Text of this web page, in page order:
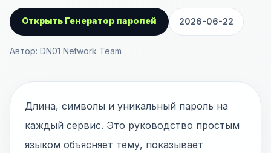
Открыть Генератор паролей 2026-06-22
Автор: DN01 Network Team
Длина, символы и уникальный пароль на
каждый сервис. Это руководство простым
языком объясняет тему, показывает